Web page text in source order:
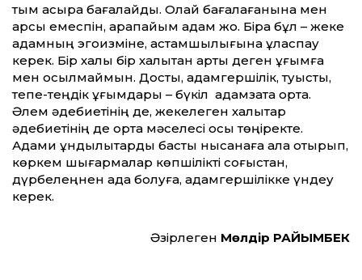
тым асыра бағалайды. Олай бағалағанына мен
қарсы емеспін, қарапайым адам жоқ. Бірақ бұл – жеке
адамның эгоизміне, астамшылығына ұласпау
керек. Бір халық бір халықтан артық деген ұғымға
мен қосылмаймын. Достық, адамгершілік, туыстық,
тепе-теңдік ұғымдары – бүкіл адамзатқа ортақ.
Әлем әдебиетінің де, жекелеген халықтар
әдебиетінің де ортақ мәселесі осы төңіректе.
Адами құндылықтарды басты нысанаға ала отырып,
көркем шығармалар көпшілікті соғыстан,
дүрбелеңнен ада болуға, адамгершілікке үндеу
керек.
Әзірлеген Мөлдір РАЙЫМБЕК